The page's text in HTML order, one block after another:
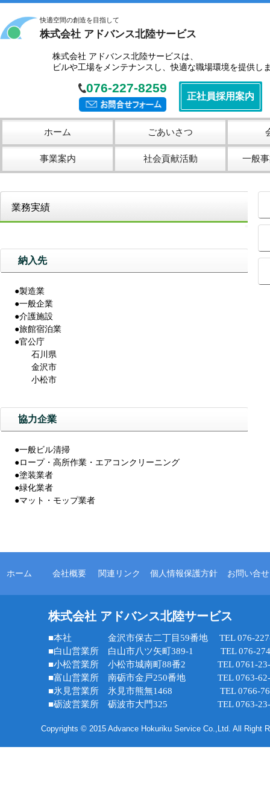
快適空間の創造を目指して
株式会社 アドバンス北陸サービス
株式会社 アドバンス北陸サービスは、
ビルや工場をメンテナンスし、快適な職場環境を提供し
076-227-8259
正社員採用案内
ホーム ごあいさつ
事業案内 社会貢献活動 一般
業務実績
納入先
●製造業
●一般企業
●介護施設
●旅館宿泊業
●官公庁
石川県
金沢市
小松市
協力企業
●一般ビル清掃
●ロープ・高所作業・エアコンクリーニング
●塗装業者
●緑化業者
●マット・モップ業者
ホーム 会社概要 関連リンク 個人情報保護方針 お問い合せ
株式会社 アドバンス北陸サービス
■本社 金沢市保古二丁目59番地 TEL 076-227-
■白山営業所 白山市八ツ矢町389-1 TEL 076-
■小松営業所 小松市城南町88番2 TEL 0761-23-
■富山営業所 南砺市金戸250番地 TEL 0763-62-
■氷見営業所 氷見市熊無1468 TEL 0766-76-
■砺波営業所 砺波市大門325 TEL 0763-23-
Copyrights © 2015 Advance Hokuriku Service Co.,Ltd. All Right